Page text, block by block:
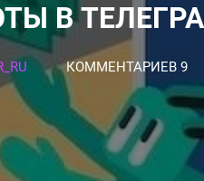
В
КОММЕНТАРИЕВ 9